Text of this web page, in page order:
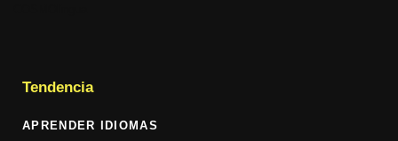
Tendencia
APRENDER IDIOMAS